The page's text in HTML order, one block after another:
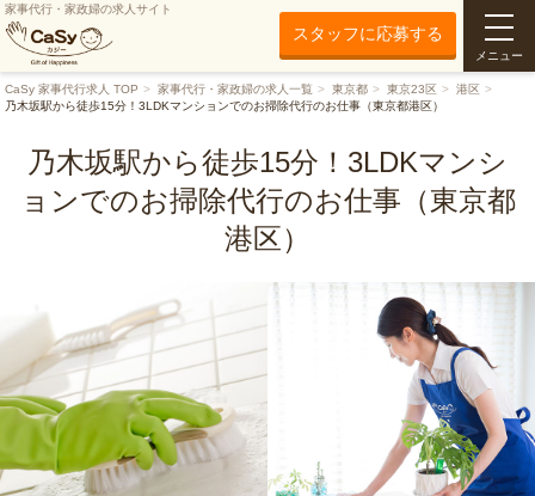
家事代行・家政婦の求人サイト
スタッフに応募する
メニュー
CaSy 家事代行求人 TOP 家事代行・家政婦の求人一覧 東京都 東京23区
港区
乃木坂駅から徒歩15分！3LDKマンションでのお掃除代行のお仕事（東京都港区）
乃木坂駅から徒歩15分！3LDKマンシ
ョンでのお掃除代行のお仕事（東京都
港区）